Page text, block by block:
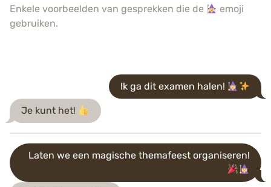
Enkele voorbeelden van gesprekken die de
emoji
gebruiken.
Ik ga dit examen halen!
Je kunt het!
Laten we een magische themafeest organiseren!